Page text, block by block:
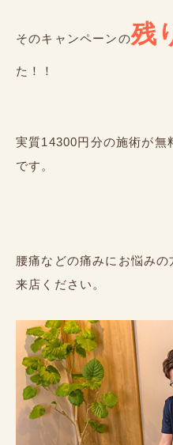
そのキャンペーンの残
た！！
実質14300円分の施術が無
です。
腰痛などの痛みにお悩み
来店ください。